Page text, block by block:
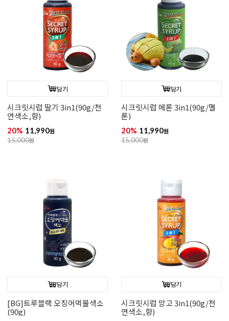
담기
시크릿시럽 딸기 3in1(90g/천
연색소,향)
20% 11,990원
15,000원
담기
시크릿시럽 메론 3in1(90g/멜
론)
20% 11,990원
15,000원
담기
[BG]트루블랙 오징어먹물색소
(90g)
담기
시크릿시럽 망고 3in1(90g/천
연색소,향)